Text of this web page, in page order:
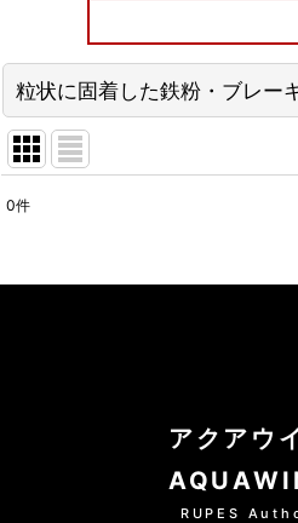
粒状に固着した鉄粉・ブレー
並び順:
0件
アクアウ
RUPES